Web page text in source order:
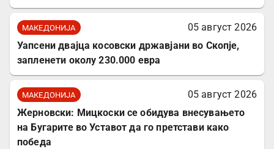
МАКЕДОНИЈА
05 август 2026
Уапсени двајца косовски државјани во Скопје,
запленети околу 230.000 евра
МАКЕДОНИЈА
05 август 2026
Жерновски: Мицкоски се обидува внесувањето
на Бугарите во Уставот да го претстави како
победа